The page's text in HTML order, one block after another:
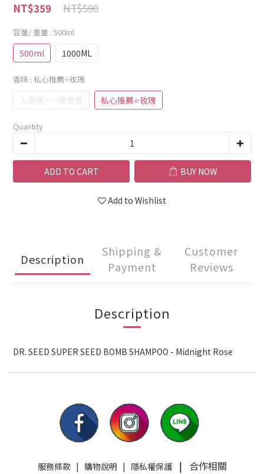
NT$590
NT$359
容量/ 重量 : 500ml
500ml 1000ML
香味 : 私心推薦⭐️玫瑰
人氣第一⭐️寶寶香 私心推薦⭐️玫瑰
Quantity
ADD TO CART BUY NOW
Add to Wishlist
Description
Shipping &
Payment
Customer
Reviews
Description
DR. SEED SUPER SEED BOMB SHAMPOO - Midnight Rose
服務條款| 購物說明 | 隱私權保護| 合作相關